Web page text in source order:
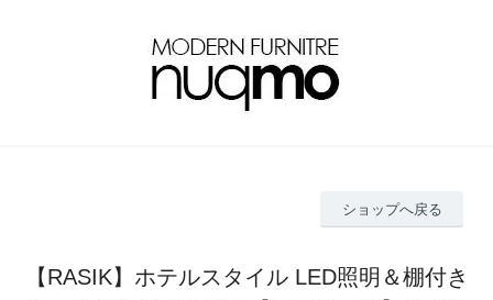
ショップへ戻る
【RASIK】ホテルスタイル LED照明＆棚付き